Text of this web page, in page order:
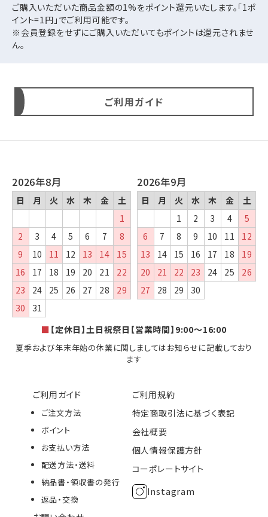
ご購入いただいた商品金額の1%をポイント還元いたします。「1ポ
イント=1円」でご利用可能です。
※会員登録をせずにご購入いただいてもポイントは還元されませ
ん。
ご利用ガイド
ご利用ガイド
ご注文方法
ポイント
お支払い方法
配送方法・送料
納品書・領収書の発行
返品・交換
ご利用規約
特定商取引法に基づく表記
会社概要
個人情報保護方針
コーポレートサイト
Instagram
2026年8月
日 月 火 水 木 金
土
1
2
3 4 5 6 7
8
9
10 11 12 13 14
15
16
17 18 19 20 21
22
23
24 25 26 27 28
29
30
31
2026年9月
日 月 火 水 木 金
土
1
2 3 4
5
6
7 8 9 10 11
12
13
14 15 16 17 18
19
20
21 22 23 24 25
26
27
28 29 30
■ 【定休日】土日祝祭日【営業時間】9:00～16:00
夏季および年末年始の休業に関しましてはお知らせに記載しており
ます